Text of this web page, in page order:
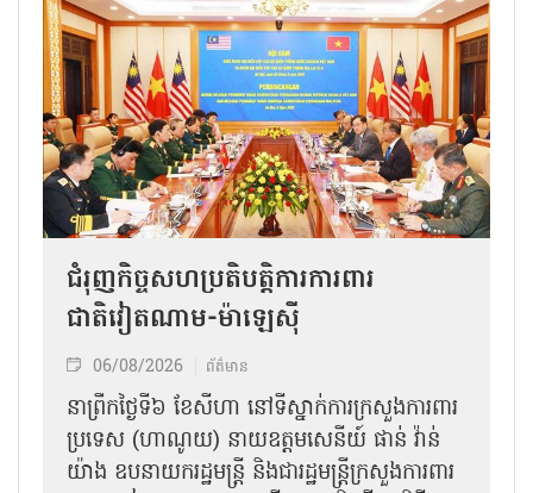
ជំរុញកិច្ចសហប្រតិបត្តិការការពារ
ជាតិវៀតណាម-ម៉ាឡេស៊ី
06/08/2026 ព័ត៌មាន
នា​ព្រឹកថ្ងៃទី៦ ខែសីហា នៅទីស្នាក់ការក្រសួងការពារ
ប្រទេស (ហាណូយ) នាយឧត្តមសេនីយ៍ ផាន់ វ៉ាន់
យ៉ាង ឧបនាយករដ្ឋមន្ត្រី និងជារដ្ឋមន្ត្រីក្រសួងការពារ